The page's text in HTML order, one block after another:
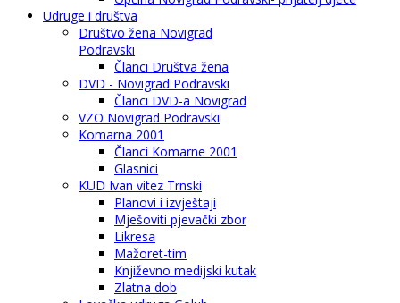
Udruge i društva
Društvo žena Novigrad
Podravski
Članci Društva žena
DVD - Novigrad Podravski
Članci DVD-a Novigrad
VZO Novigrad Podravski
Komarna 2001
Članci Komarne 2001
Glasnici
KUD Ivan vitez Trnski
Planovi i izvještaji
Mješoviti pjevački zbor
Likresa
Mažoret-tim
Književno medijski kutak
Zlatna dob